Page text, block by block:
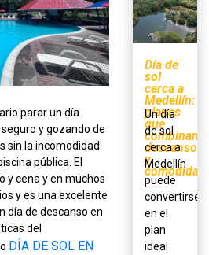
parar un día
y gozando de
sin la incomodidad
pública. El
y cena y en muchos
y es una excelente
día de descanso en
del
DÍA DE SOL EN
Día de
sol
cerca a
Medellín:
planes
que
combinan
descanso
y
comodidad
Un día
de sol
cerca a
Medellín
puede
convertirse
en el
plan
ideal